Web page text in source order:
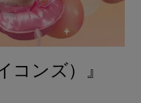
コンズ）』